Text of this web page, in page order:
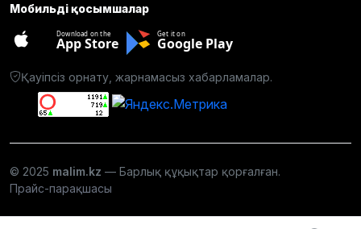
Мобильді қосымшалар
Download on the
App Store
Get it on
Google Play
Қауіпсіз орнату, жарнамасыз хабарламалар.
© 2025 malim.kz — Барлық құқықтар қорғалған.
Прайс-парақшасы